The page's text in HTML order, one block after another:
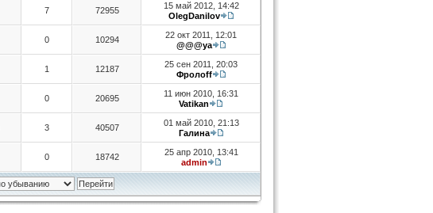
7 72955
15 май 2012, 14:42
OlegDanilov
0 10294
22 окт 2011, 12:01
@@@ya
1 12187
25 сен 2011, 20:03
Фролоff
0 20695
11 июн 2010, 16:31
Vatikan
3 40507
01 май 2010, 21:13
Галина
0 18742
25 апр 2010, 13:41
admin